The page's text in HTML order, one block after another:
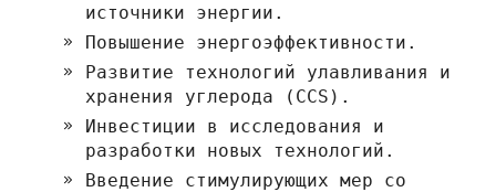
источники энергии.
Повышение энергоэффективности.
Развитие технологий улавливания и
хранения углерода (CCS).
Инвестиции в исследования и
разработки новых технологий.
Введение стимулирующих мер со